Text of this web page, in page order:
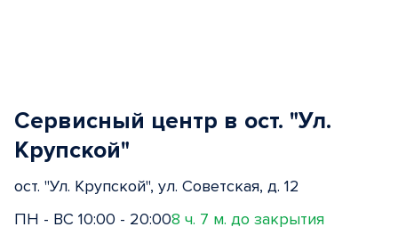
Сервисный центр в ост. "Ул.
Крупской"
ост. "Ул. Крупской", ул. Советская, д. 12
ПН - ВС 10:00 - 20:008 ч. 7 м. до закрытия